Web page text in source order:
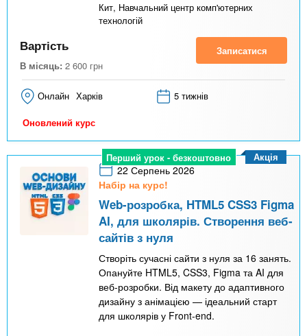
Кит, Навчальний центр комп'ютерних
технологій
Вартість
В місяць: 2 600 грн
Записатися
Онлайн Харків 5 тижнів
Оновлений курс
Перший урок - безкоштовно
22 Серпень 2026
Набір на курс!
Web-розробка, HTML5 CSS3 Figma
AI, для школярів. Створення веб-
сайтів з нуля
Створіть сучасні сайти з нуля за 16 занять.
Опануйте HTML5, CSS3, Figma та AI для
веб-розробки. Від макету до адаптивного
дизайну з анімацією — ідеальний старт
для школярів у Front-end.
Акція